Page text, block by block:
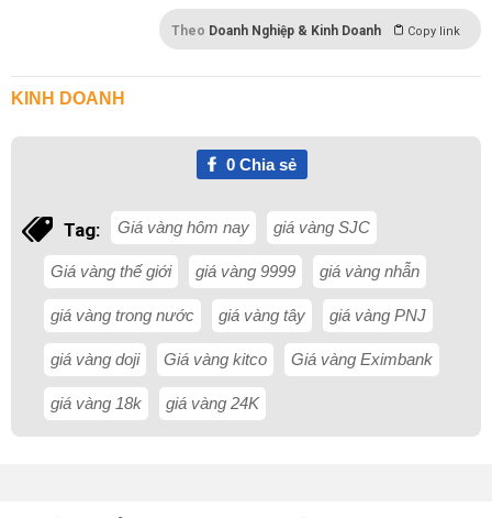
Theo Doanh Nghiệp & Kinh Doanh Copy link
KINH DOANH
0Chia sẻ
Tag: Giá vàng hôm nay giá vàng SJC
Giá vàng thế giới giá vàng 9999 giá vàng nhẫn
giá vàng trong nước giá vàng tây giá vàng PNJ
giá vàng doji Giá vàng kitco Giá vàng Eximbank
giá vàng 18k giá vàng 24K